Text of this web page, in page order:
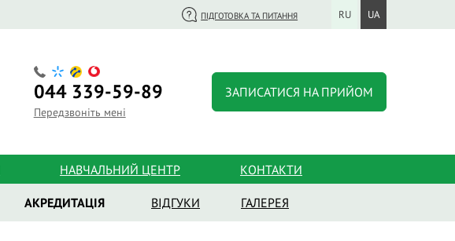
ПІДГОТОВКА ТА ПИТАННЯ RU UA
044339-59-89
Передзвоніть мені
ЗАПИСАТИСЯ НА ПРИЙОМ
НАВЧАЛЬНИЙ ЦЕНТР КОНТАКТИ
АКРЕДИТАЦІЯ ВІДГУКИ ГАЛЕРЕЯ